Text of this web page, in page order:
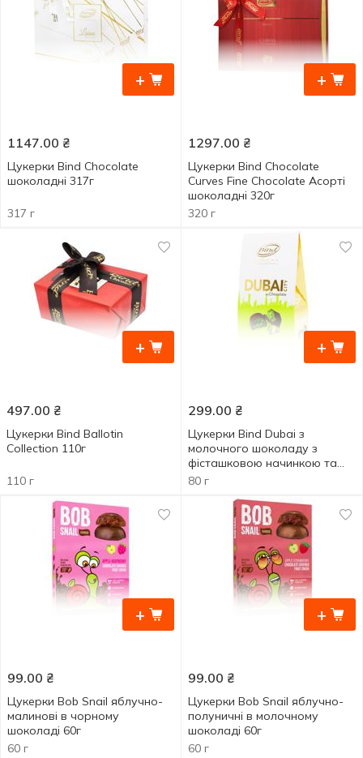
+
1147.00 ₴
Цукерки Bind Chocolate
шоколадні 317г
317 г
+
1297.00 ₴
Цукерки Bind Chocolate
Curves Fine Chocolate Асорті
шоколадні 320г
320 г
+
497.00 ₴
Цукерки Bind Ballotin
Collection 110г
110 г
+
299.00 ₴
Цукерки Bind Dubai з
молочного шоколаду з
фісташковою начинкою та
кадаїфом 80г
80 г
+
99.00 ₴
Цукерки Bob Snail яблучно-
малинові в чорному
шоколаді 60г
60 г
+
99.00 ₴
Цукерки Bob Snail яблучно-
полуничні в молочному
шоколаді 60г
60 г